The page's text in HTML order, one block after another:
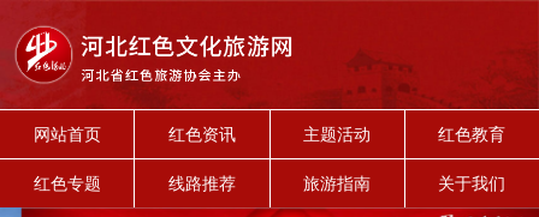
网站首页 红色资讯 主题活动 红色教育
红色专题 线路推荐 旅游指南 关于我们